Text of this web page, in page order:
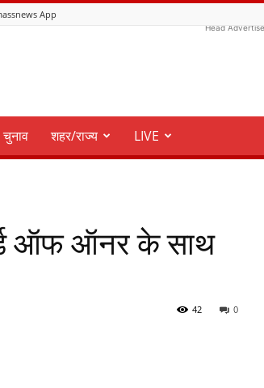
App
Head
चुनाव शहर/राज्य LIVE
ऑफ ऑनर के साथ
0
42